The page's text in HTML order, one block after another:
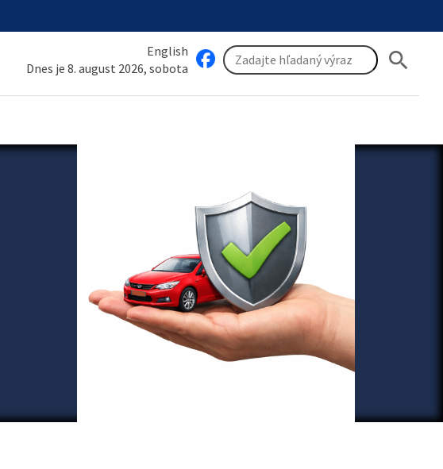
English
Dnes je 8. august 2026, sobota
search